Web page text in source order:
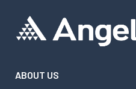
ABOUT US